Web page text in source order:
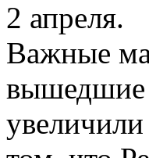
2 апреля.
Важные
вышедшие